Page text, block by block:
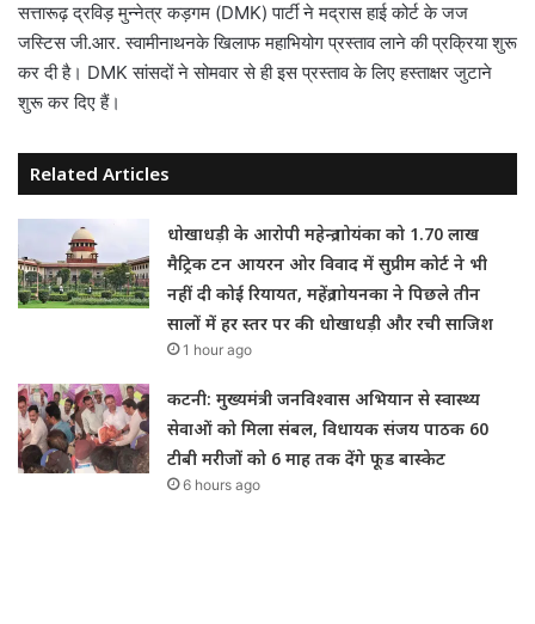
सत्तारूढ़ द्रविड़ मुन्नेत्र कड़गम (DMK) पार्टी ने मद्रास हाई कोर्ट के जज
जस्टिस जी.आर. स्वामीनाथनके खिलाफ महाभियोग प्रस्ताव लाने की प्रक्रिया शुरू
कर दी है। DMK सांसदों ने सोमवार से ही इस प्रस्ताव के लिए हस्ताक्षर जुटाने
शुरू कर दिए हैं।
Related Articles
धोखाधड़ी के आरोपी महेन्द्र गोयंका को 1.70 लाख
मैट्रिक टन आयरन ओर विवाद में सुप्रीम कोर्ट ने भी
नहीं दी कोई रियायत, महेंद्र गोयनका ने पिछले तीन
सालों में हर स्तर पर की धोखाधड़ी और रची साजिश
1 hour ago
कटनी: मुख्यमंत्री जनविश्वास अभियान से स्वास्थ्य
सेवाओं को मिला संबल, विधायक संजय पाठक 60
टीबी मरीजों को 6 माह तक देंगे फूड बास्केट
6 hours ago